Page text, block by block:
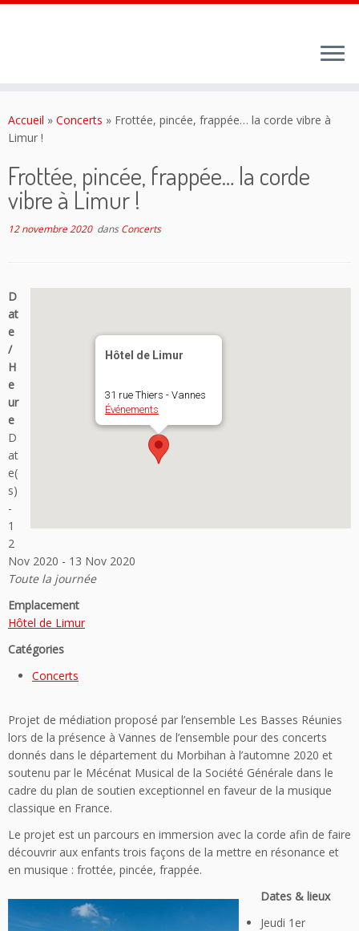
au
contenu
Accueil » Concerts » Frottée, pincée, frappée… la corde vibre à
Limur !
Frottée, pincée, frappée… la corde
vibre à Limur !
12 novembre 2020dansConcerts
Hôtel de Limur
31 rue Thiers - Vannes
Événements
D
at
e
/
H
e
ur
e
D
at
e(
s)
-
1
2
Nov 2020 - 13 Nov 2020
Toute la journée
Emplacement
Hôtel de Limur
Catégories
Concerts
Projet de médiation proposé par l’ensemble Les Basses Réunies
lors de la présence à Vannes de l’ensemble pour des concerts
donnés dans le département du Morbihan à l’automne 2020 et
soutenu par le Mécénat Musical de la Société Générale dans le
cadre du plan de soutien exceptionnel en faveur de la musique
classique en France.
Le projet est un parcours en immersion avec la corde afin de faire
découvrir aux enfants trois façons de la mettre en résonance et
en musique : frottée, pincée, frappée.
Dates & lieux
Jeudi 1er